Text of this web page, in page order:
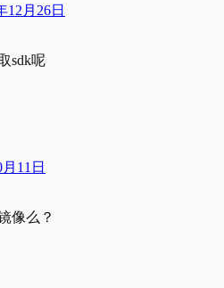
12月26日
sdk呢
11日
像么？